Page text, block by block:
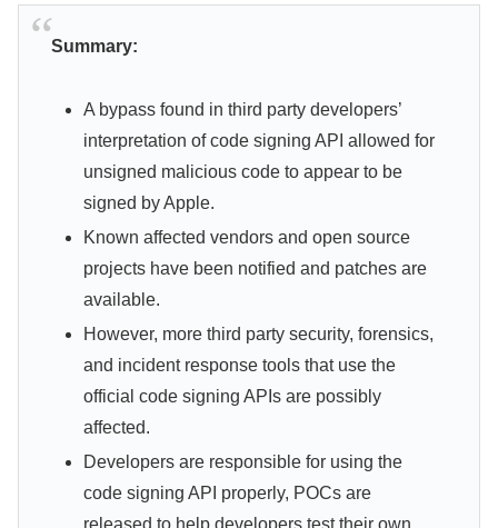
Summary:
A bypass found in third party developers’
interpretation of code signing API allowed for
unsigned malicious code to appear to be
signed by Apple.
Known affected vendors and open source
projects have been notified and patches are
available.
However, more third party security, forensics,
and incident response tools that use the
official code signing APIs are possibly
affected.
Developers are responsible for using the
code signing API properly, POCs are